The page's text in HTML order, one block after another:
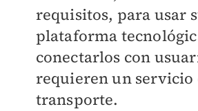
requisitos, para usar
plataforma
conectarlos con
requieren un servicio
transporte.